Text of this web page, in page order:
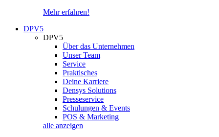
Mehr erfahren!
DPV5
DPV5
Über das Unternehmen
Unser Team
Service
Praktisches
Deine Karriere
Densys Solutions
Presseservice
Schulungen & Events
POS & Marketing
alle anzeigen